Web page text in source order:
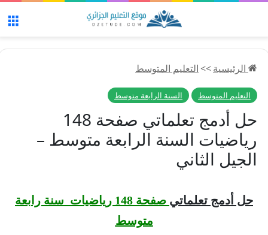
الرئيسية>>التعليم المتوسط
التعليم المتوسط السنة الرابعة متوسط
حل أدمج تعلماتي صفحة 148
رياضيات السنة الرابعة متوسط –
الجيل الثاني
حل أدمج تعلماتي
صفحة 148 رياضيات سنة رابعة
متوسط